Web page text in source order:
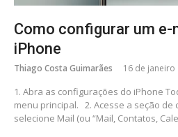
Como configurar um e-
iPhone
Thiago Costa Guimarães 16 de janeiro
1. Abra as configurações do iPhone
menu principal. 2. Acesse a seção de
selecione Mail (ou “Mail, Contatos,